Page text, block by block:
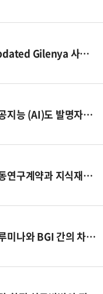
[기고] <41> Updated Gilenya 사례 - 재심판결
[기고] <40> 인공지능 (AI)도 발명자가 될 수 있을까?
[기고] <39> 공동연구계약과 지식재산권 이슈 – BASF Plant Sci., LP v. CSIRO 사례
[기고] <38> 일루미나와 BGI 간의 차세대 게놈 시퀀싱 특허 전쟁